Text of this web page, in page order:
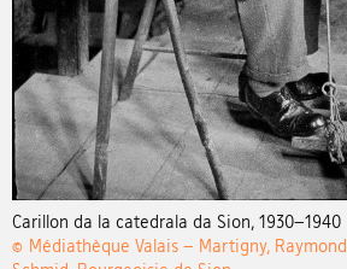
Carillon da la catedrala da Sion, 1930–1940
© Médiathèque Valais – Martigny, Raymond